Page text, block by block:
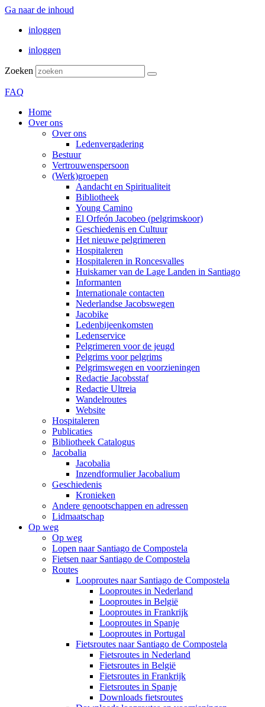
Ga naar de inhoud
inloggen
inloggen
Zoeken
FAQ
Home
Over ons
Over ons
Ledenvergadering
Bestuur
Vertrouwenspersoon
(Werk)groepen
Aandacht en Spiritualiteit
Bibliotheek
Young Camino
El Orfeón Jacobeo (pelgrimskoor)
Geschiedenis en Cultuur
Het nieuwe pelgrimeren
Hospitaleren
Hospitaleren in Roncesvalles
Huiskamer van de Lage Landen in Santiago
Informanten
Internationale contacten
Nederlandse Jacobswegen
Jacobike
Ledenbijeenkomsten
Ledenservice
Pelgrimeren voor de jeugd
Pelgrims voor pelgrims
Pelgrimswegen en voorzieningen
Redactie Jacobsstaf
Redactie Ultreia
Wandelroutes
Website
Hospitaleren
Publicaties
Bibliotheek Catalogus
Jacobalia
Jacobalia
Inzendformulier Jacobalium
Geschiedenis
Kronieken
Andere genootschappen en adressen
Lidmaatschap
Op weg
Op weg
Lopen naar Santiago de Compostela
Fietsen naar Santiago de Compostela
Routes
Looproutes naar Santiago de Compostela
Looproutes in Nederland
Looproutes in België
Looproutes in Frankrijk
Looproutes in Spanje
Looproutes in Portugal
Fietsroutes naar Santiago de Compostela
Fietsroutes in Nederland
Fietsroutes in België
Fietsroutes in Frankrijk
Fietsroutes in Spanje
Downloads fietsroutes